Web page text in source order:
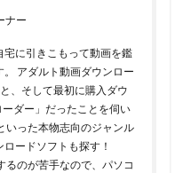
ナー
に引きこもって動画を鑑
アダルト動画ダウンロー
、そして最初に購入ダウ
ダー」だったことを伺い
いった本物志向のジャンル
ードソフトも探す！
るのが苦手なので、パソコ